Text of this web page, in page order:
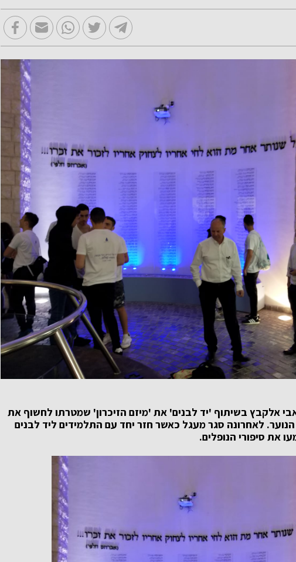
אלקבץ בשיתוף 'יד לבנים' את 'מיזם הזיכרון' שמטרתו לחשוף את
הנוער. לאחרונה סגר מעגל כאשר חזר יחד עם התלמידים ליד לבנים
את סיפורי הנופלים.